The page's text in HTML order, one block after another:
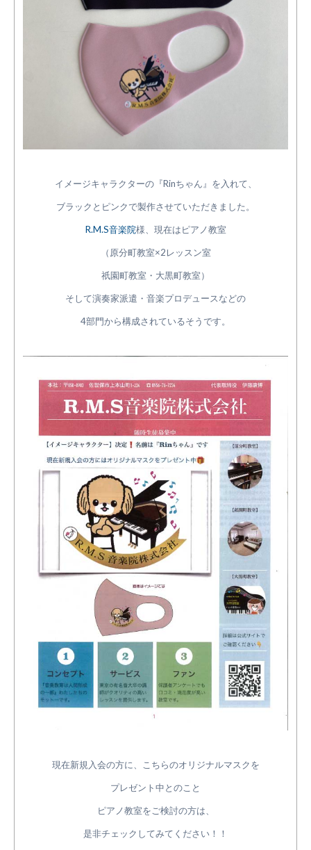
イメージキャラクターの『Rinちゃん』を入れて、
ブラックとピンクで製作させていただきました。
R.M.S音楽院様、現在はピアノ教室
（原分町教室×2レッスン室
祇園町教室・大黒町教室）
そして演奏家派遣・音楽プロデュースなどの
4部門から構成されているそうです。
現在新規入会の方に、こちらのオリジナルマスクを
プレゼント中とのこと
ピアノ教室をご検討の方は、
是非チェックしてみてください！！